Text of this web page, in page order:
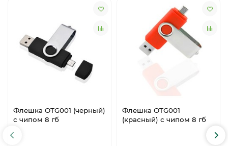
Флешка OTG001 (черный)
с чипом 8 гб
Флешка OTG001
(красный) с чипом 8 гб